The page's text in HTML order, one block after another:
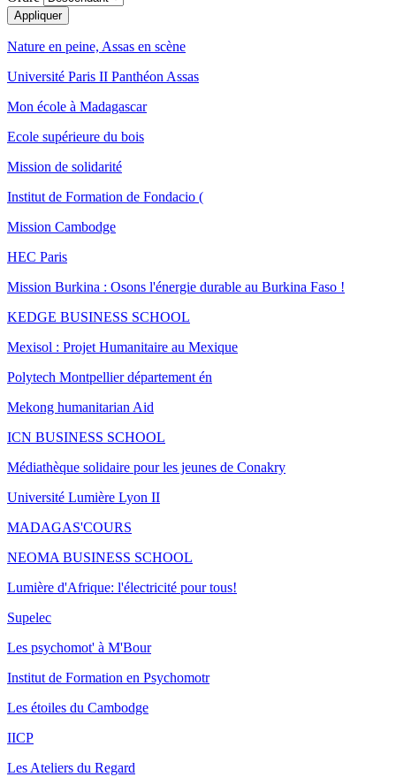
Nature en peine, Assas en scène
Université Paris II Panthéon Assas
Mon école à Madagascar
Ecole supérieure du bois
Mission de solidarité
Institut de Formation de Fondacio (
Mission Cambodge
HEC Paris
Mission Burkina : Osons l'énergie durable au Burkina Faso !
KEDGE BUSINESS SCHOOL
Mexisol : Projet Humanitaire au Mexique
Polytech Montpellier département én
Mekong humanitarian Aid
ICN BUSINESS SCHOOL
Médiathèque solidaire pour les jeunes de Conakry
Université Lumière Lyon II
MADAGAS'COURS
NEOMA BUSINESS SCHOOL
Lumière d'Afrique: l'électricité pour tous!
Supelec
Les psychomot' à M'Bour
Institut de Formation en Psychomotr
Les étoiles du Cambodge
IICP
Les Ateliers du Regard